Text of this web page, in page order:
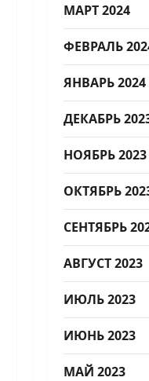
МАРТ 2024
ФЕВРАЛЬ
ЯНВАРЬ 2024
ДЕКАБРЬ
НОЯБРЬ 2023
ОКТЯБРЬ
СЕНТЯБРЬ
АВГУСТ 2023
ИЮЛЬ 2023
ИЮНЬ 2023
МАЙ 2023